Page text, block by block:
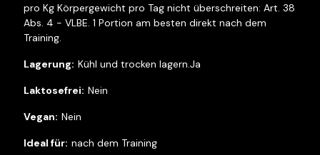
pro Kg Körpergewicht pro Tag nicht überschreiten: Art. 38
Abs. 4 - VLBE. 1 Portion am besten direkt nach dem
Training.
Kühl und trocken lagern.Ja
Nein
Nein
nach dem Training